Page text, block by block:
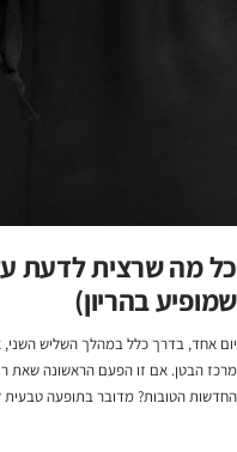
כל מה שרצית לדעת
שמופיע בהריון)
יום אחד, בדרך כלל במהלך השליש
מרכז הבטן. אם זו הפעם הראשונה שאת
החדשות הטובות? מדובר בתופעה טבעית